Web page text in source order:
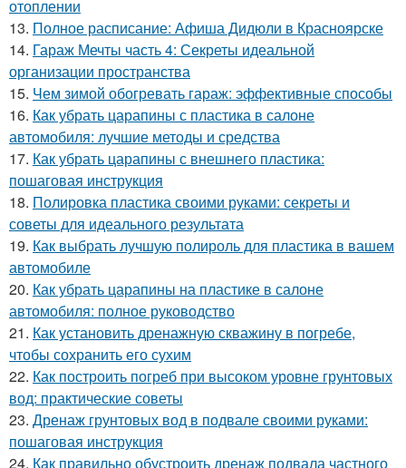
отоплении
13. Полное расписание: Афиша Дидюли в Красноярске
14. Гараж Мечты часть 4: Секреты идеальной
организации пространства
15. Чем зимой обогревать гараж: эффективные способы
16. Как убрать царапины с пластика в салоне
автомобиля: лучшие методы и средства
17. Как убрать царапины с внешнего пластика:
пошаговая инструкция
18. Полировка пластика своими руками: секреты и
советы для идеального результата
19. Как выбрать лучшую полироль для пластика в вашем
автомобиле
20. Как убрать царапины на пластике в салоне
автомобиля: полное руководство
21. Как установить дренажную скважину в погребе,
чтобы сохранить его сухим
22. Как построить погреб при высоком уровне грунтовых
вод: практические советы
23. Дренаж грунтовых вод в подвале своими руками:
пошаговая инструкция
24. Как правильно обустроить дренаж подвала частного